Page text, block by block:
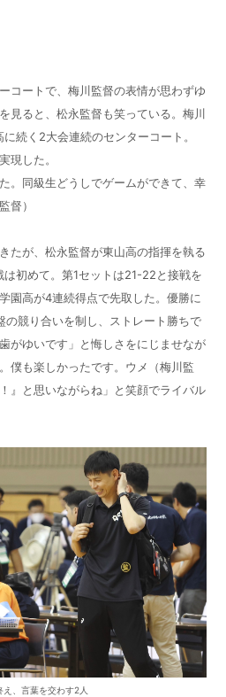
コートで、梅川監督の表情が思わずゆ
見ると、松永監督も笑っている。梅川
続く 2大会連続のセンターコート。
現した。
。同級生どうしでゲームができて、幸
督）
たが、松永監督が東山高の指揮を執る
は初めて。第1セットは21-22と接戦を
園高が4連続得点で先取した。優勝に
の競り合いを制し、ストレート勝ちで
がゆいです」と悔しさをにじませなが
僕も楽しかったです。ウメ（梅川監
』と思いながらね」と笑顔でライバル
え、言葉を交わす2人